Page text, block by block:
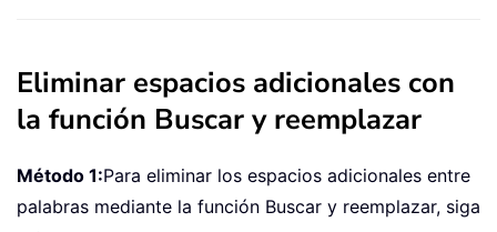
Eliminar espacios adicionales con
la función Buscar y reemplazar
Método 1:Para eliminar los espacios adicionales entre
palabras mediante la función Buscar y reemplazar, siga